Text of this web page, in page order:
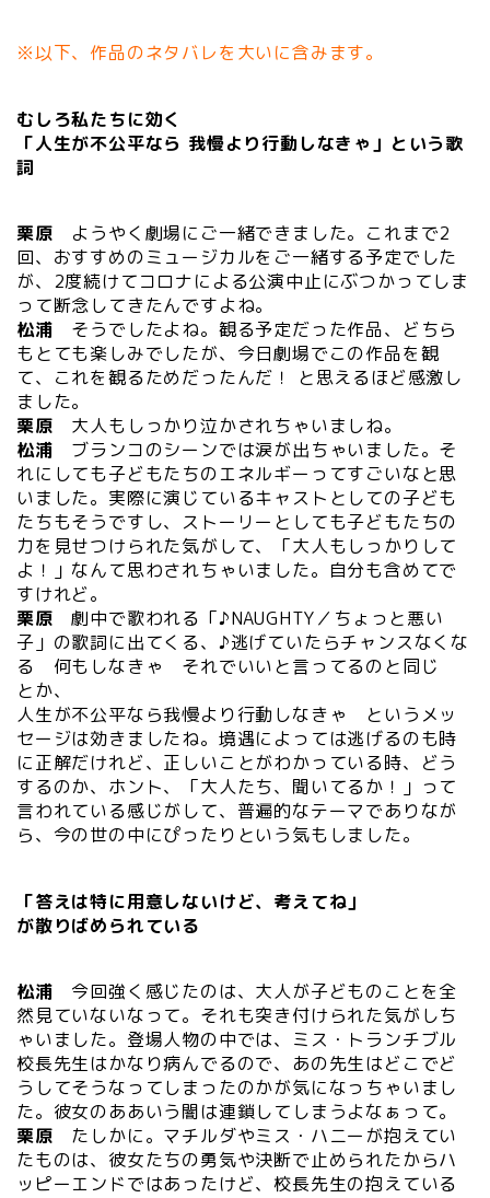
※以下、作品のネタバレを大いに含みます。
むしろ私たちに効く
「人生が不公平なら 我慢より行動しなきゃ」という歌
詞
栗原 ようやく劇場にご一緒できました。これまで2
回、おすすめのミュージカルをご一緒する予定でした
が、2度続けてコロナによる公演中止にぶつかってしま
って断念してきたんですよね。
松浦 そうでしたよね。観る予定だった作品、どちら
もとても楽しみでしたが、今日劇場でこの作品を観
て、これを観るためだったんだ！ と思えるほど感激し
ました。
栗原 大人もしっかり泣かされちゃいましね。
松浦 ブランコのシーンでは涙が出ちゃいました。そ
れにしても子どもたちのエネルギーってすごいなと思
いました。実際に演じているキャストとしての子ども
たちもそうですし、ストーリーとしても子どもたちの
力を見せつけられた気がして、「大人もしっかりして
よ！」なんて思わされちゃいました。自分も含めてで
すけれど。
栗原 劇中で歌われる「♪NAUGHTY／ちょっと悪い
子」の歌詞に出てくる、♪逃げていたらチャンスなくな
る 何もしなきゃ それでいいと言ってるのと同じ
とか、
人生が不公平なら我慢より行動しなきゃ というメッ
セージは効きましたね。境遇によっては逃げるのも時
に正解だけれど、正しいことがわかっている時、どう
するのか、ホント、「大人たち、聞いてるか！」って
言われている感じがして、普遍的なテーマでありなが
ら、今の世の中にぴったりという気もしました。
「答えは特に用意しないけど、考えてね」
が散りばめられている
松浦 今回強く感じたのは、大人が子どものことを全
然見ていないなって。それも突き付けられた気がしち
ゃいました。登場人物の中では、ミス・トランチブル
校長先生はかなり病んでるので、あの先生はどこでど
うしてそうなってしまったのかが気になっちゃいまし
た。彼女のああいう闇は連鎖してしまうよなぁって。
栗原 たしかに。マチルダやミス・ハニーが抱えてい
たものは、彼女たちの勇気や決断で止められたからハ
ッピーエンドではあったけど、校長先生の抱えている